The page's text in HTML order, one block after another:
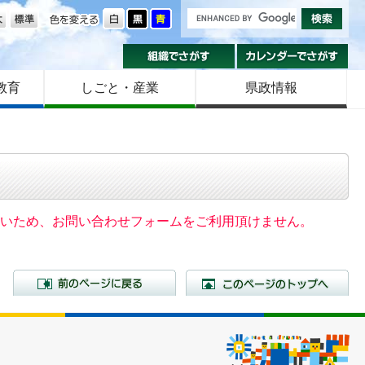
色を変える
大きさ
組織でさがす
育 しごと・産業 県政情報
ため、お問い合わせフォームをご利用頂けません。
前のページに戻る